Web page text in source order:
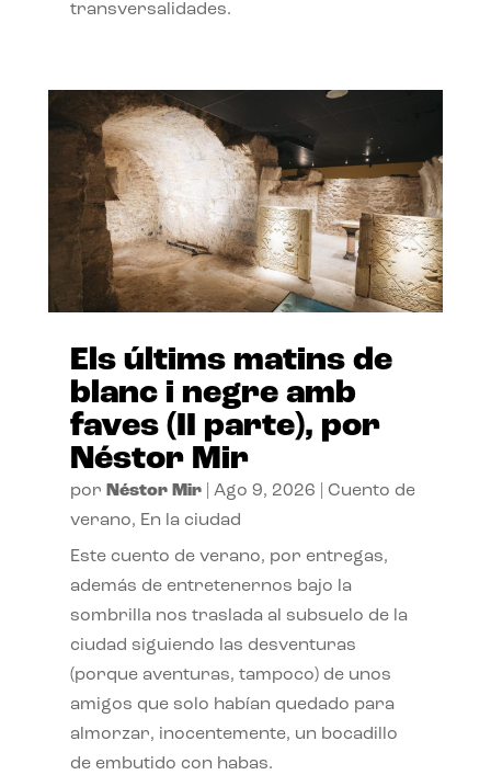
transversalidades.
Els últims matins de
blanc i negre amb
faves (II parte), por
Néstor Mir
por Néstor Mir| Ago 9, 2026
Cuento de
verano, En la ciudad
Este cuento de verano, por entregas,
además de entretenernos bajo la
sombrilla nos traslada al subsuelo de la
ciudad siguiendo las desventuras
(porque aventuras, tampoco) de unos
amigos que solo habían quedado para
almorzar, inocentemente, un bocadillo
de embutido con habas.